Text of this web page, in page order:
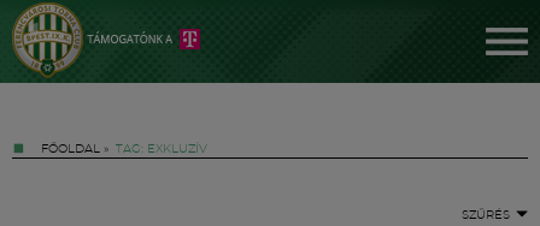
FŐOLDAL » TAG: EXKLUZÍV
SZŰRÉS